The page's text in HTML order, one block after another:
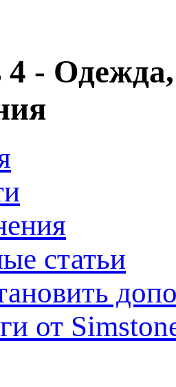
4 -
статьи
от